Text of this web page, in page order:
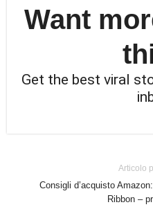
Want
Get the best viral
Articolo
Consigli d’acquisto
Ribbon –